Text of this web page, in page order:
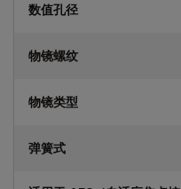
数值孔径
物镜螺纹
物镜类型
弹簧式